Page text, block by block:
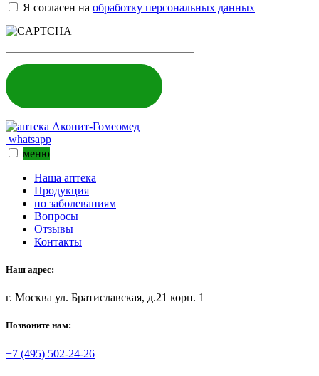
Я согласен на обработку персональных данных
whatsapp
меню
Наша аптека
Продукция
по заболеваниям
Вопросы
Отзывы
Контакты
Наш адрес:
г. Москва ул. Братиславская, д.21 корп. 1
Позвоните нам:
+7 (495) 502-24-26